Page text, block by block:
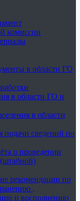
комиссии
в области ГО
в области ГО и
в области
подачи сведений по
о проведении
рекомендации по
,
и восполнению